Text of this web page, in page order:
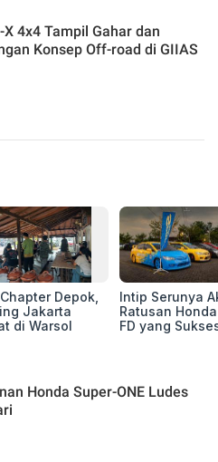
4x4 Tampil Gahar dan
Konsep Off-road di GIIAS
Depok,
Jakarta
di Warsol
Intip Serunya
Ratusan
FD yang
Honda Super-ONE Ludes